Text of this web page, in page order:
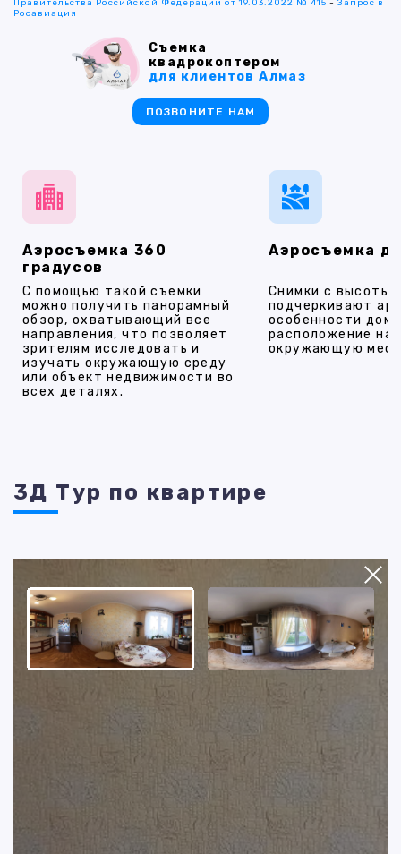
Аэросъемка 360
градусов
С помощью такой съемки
можно получить панорамный
обзор, охватывающий все
направления, что позволяет
зрителям исследовать и
изучать окружающую среду
или объект недвижимости во
всех деталях.
Аэросъемка
Снимки с высоты
подчеркивают
особенности
расположение на
окружающую
Правительства Российской Федерации от 19.03.2022 № 415 -Запрос в
Росавиация
Съемка
квадрокоптером
для клиентов Алмаз
ПОЗВОНИТЕ НАМ
3Д Тур по квартире